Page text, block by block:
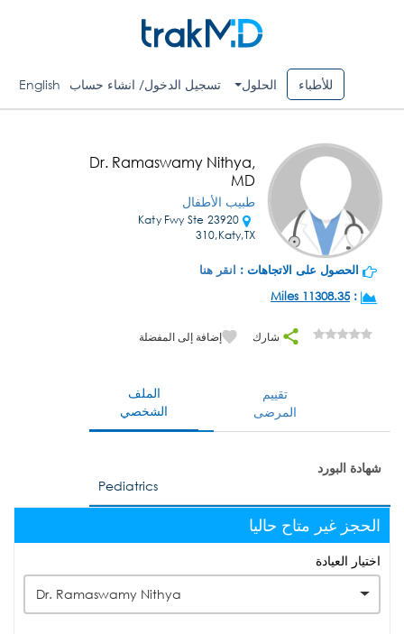
للأطباء الحلول تسجيل الدخول/ انشاء حساب English
Dr. Ramaswamy Nithya,
MD
طبيب الأطفال
23920 Katy Fwy Ste
310,Katy,TX
الحصول على الاتجاهات : انقر هنا
:
11308.35 Miles
شارك إضافة إلى المفضلة
الملف
الشخصي
تقييم
المرضى
شهادة البورد
Pediatrics
الحجز غير متاح حاليا
اختيار العيادة
Dr. Ramaswamy Nithya